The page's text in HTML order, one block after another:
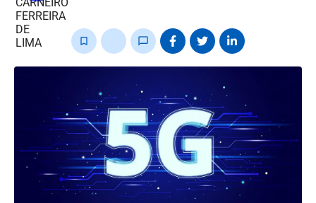
fixo
bookmark_border chat_bubble_outline